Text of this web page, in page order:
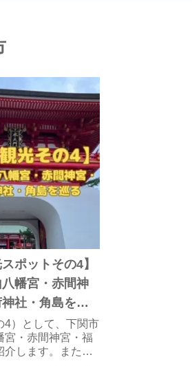
ポットその4】
幡宮・赤間神
社・角島を巡
4）として、下関市
宮・赤間神宮・福
介します。また、